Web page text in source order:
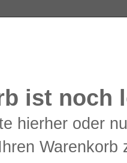
ist noch
hierher oder
Warenkorb